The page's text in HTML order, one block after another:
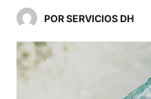
POR SERVICIOS DH